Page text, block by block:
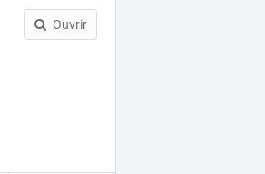
Ouvrir